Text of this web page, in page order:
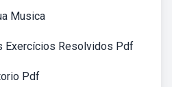
Musica
Exercícios Resolvidos Pdf
Pdf